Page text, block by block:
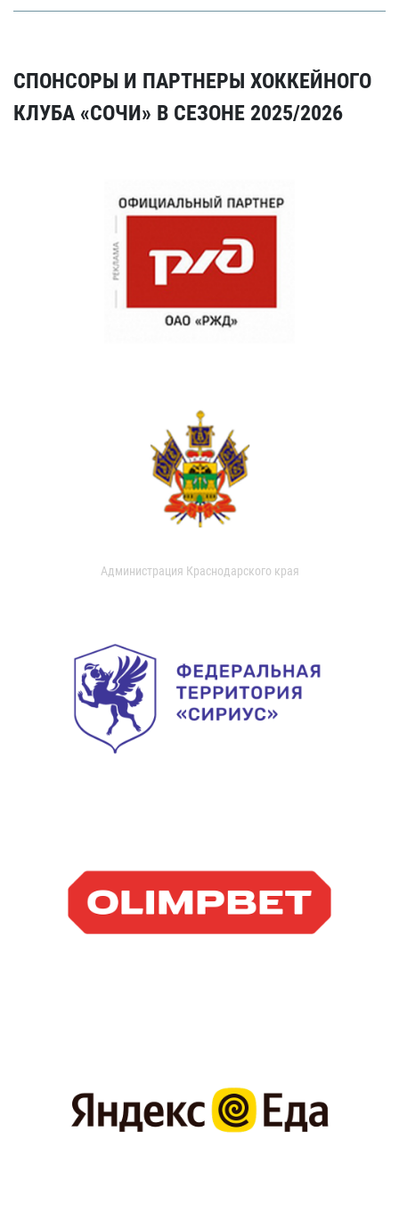
СПОНСОРЫ И ПАРТНЕРЫ ХОККЕЙНОГО
КЛУБА «СОЧИ» В СЕЗОНЕ 2025/2026
Администрация Краснодарского края